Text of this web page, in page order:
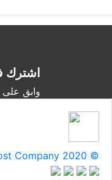
اشترك
وابق على
Company 2020 ©